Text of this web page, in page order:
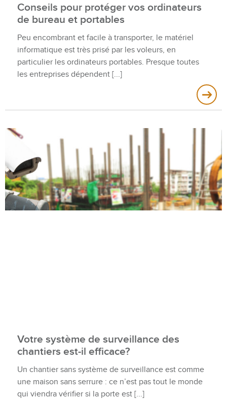
Conseils pour protéger vos ordinateurs
de bureau et portables
Peu encombrant et facile à transporter, le matériel
informatique est très prisé par les voleurs, en
particulier les ordinateurs portables. Presque toutes
les entreprises dépendent
Votre système de surveillance des
chantiers est-il efficace?
Un chantier sans système de surveillance est comme
une maison sans serrure : ce n’est pas tout le monde
qui viendra vérifier si la porte est